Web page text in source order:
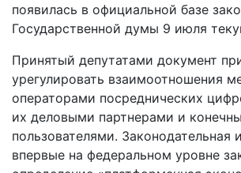
появилась в официальной базе
Государственной думы 9 июля
Принятый депутатами документ
урегулировать взаимоотношения
операторами посреднических
их деловыми партнерами и
пользователями. Законодательная
впервые на федеральном уровне